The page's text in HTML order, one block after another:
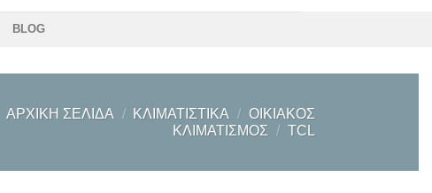
BLOG
ΑΡΧΙΚΉ ΣΕΛΊΔΑ / KΛΙΜΑΤΙΣΤΙΚΆ / OΙΚΙΑΚΌΣ
ΚΛΙΜΑΤΙΣΜΌΣ / TCL